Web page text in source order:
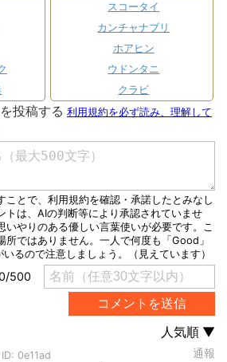
スコータイ
カンチャナブリ
ホアヒン
ウドンタニ
クラビ